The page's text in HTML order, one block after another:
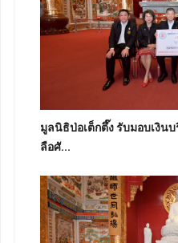
มูลนิธิป่อเต็กตึ๊ง รับมอบเงิน
ลือศั...